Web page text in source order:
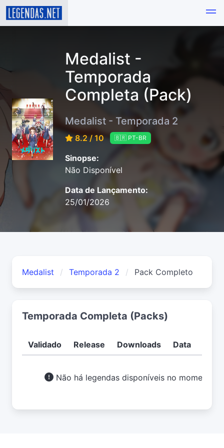
Medalist -
Temporada
Completa (Pack)
Medalist - Temporada 2
8.2 / 10 🇧🇷 PT-BR
Sinopse:
Não Disponível
Data de Lançamento:
25/01/2026
Medalist Temporada 2 Pack Completo
Temporada Completa (Packs)
Validado Release Downloads Data
Não há legendas disponíveis no momento.